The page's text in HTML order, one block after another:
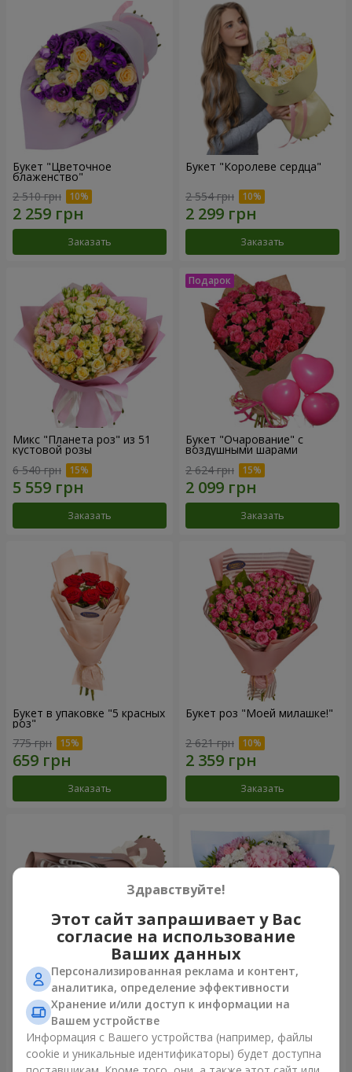
Букет "Цветочное
блаженство"
2 510 грн
Заказать
Букет "Королеве сердца"
2 554 грн
Заказать
Микс "Планета роз" из 51
кустовой розы
6 540 грн
Заказать
Букет "Очарование" с
воздушными шарами
2 624 грн
Заказать
Букет в упаковке "5 красных
роз"
775 грн
Заказать
Букет роз "Моей милашке!"
2 621 грн
Заказать
Букет "7 розовых роз!"
1 074 грн
Заказать
Романтический букет
"Небеса"
Заказать
Здравствуйте!
Этот сайт запрашивает у Вас
согласие на использование
Ваших данных
Персонализированная реклама и контент,
аналитика, определение эффективности
Хранение и/или доступ к информации на
Вашем устройстве
Информация с Вашего устройства (например, файлы
cookie и уникальные идентификаторы) будет доступна